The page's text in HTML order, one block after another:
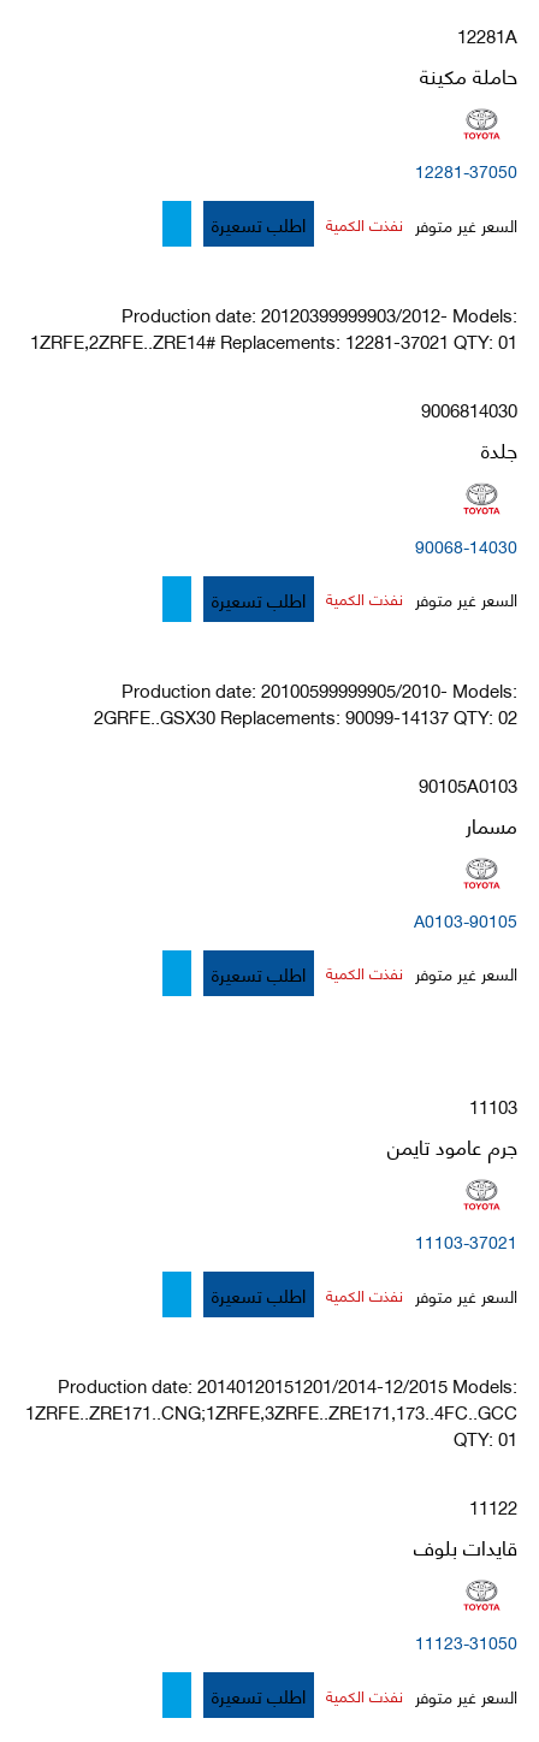
12281A
حاملة مكينة
12281-37050
السعر غير متوفر نفذت الكمية اطلب تسعيرة
Production date: 20120399999903/2012- Models:
1ZRFE,2ZRFE..ZRE14# Replacements: 12281-37021 QTY: 01
9006814030
جلدة
90068-14030
السعر غير متوفر نفذت الكمية اطلب تسعيرة
Production date: 20100599999905/2010- Models:
2GRFE..GSX30 Replacements: 90099-14137 QTY: 02
90105A0103
مسمار
90105-A0103
السعر غير متوفر نفذت الكمية اطلب تسعيرة
11103
جرم عامود تايمن
11103-37021
السعر غير متوفر نفذت الكمية اطلب تسعيرة
Production date: 20140120151201/2014-12/2015 Models:
1ZRFE..ZRE171..CNG;1ZRFE,3ZRFE..ZRE171,173..4FC..GCC
QTY: 01
11122
قايدات بلوف
11123-31050
السعر غير متوفر نفذت الكمية اطلب تسعيرة